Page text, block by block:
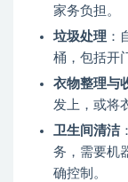
家务负担。
垃圾处理 ：
桶，包括开
衣物整理与
发上，或将
卫生间清洁
务，需要机
确控制。